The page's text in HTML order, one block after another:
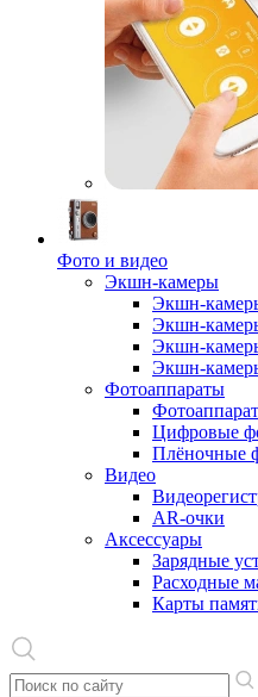
Фото и видео
Экшн-камеры
Экшн-
Экшн-
Экшн-
Экшн-
Фотоаппараты
Цифровые
Плёночные
Видео
AR-очки
Аксессуары
Зарядные
Расходные
Карты